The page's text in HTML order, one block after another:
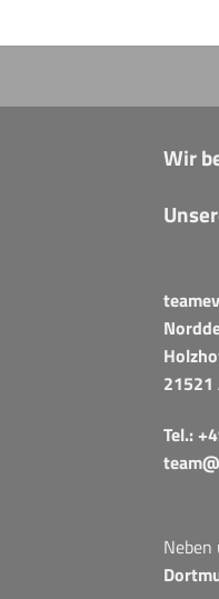
Wir
21521
Tel.: